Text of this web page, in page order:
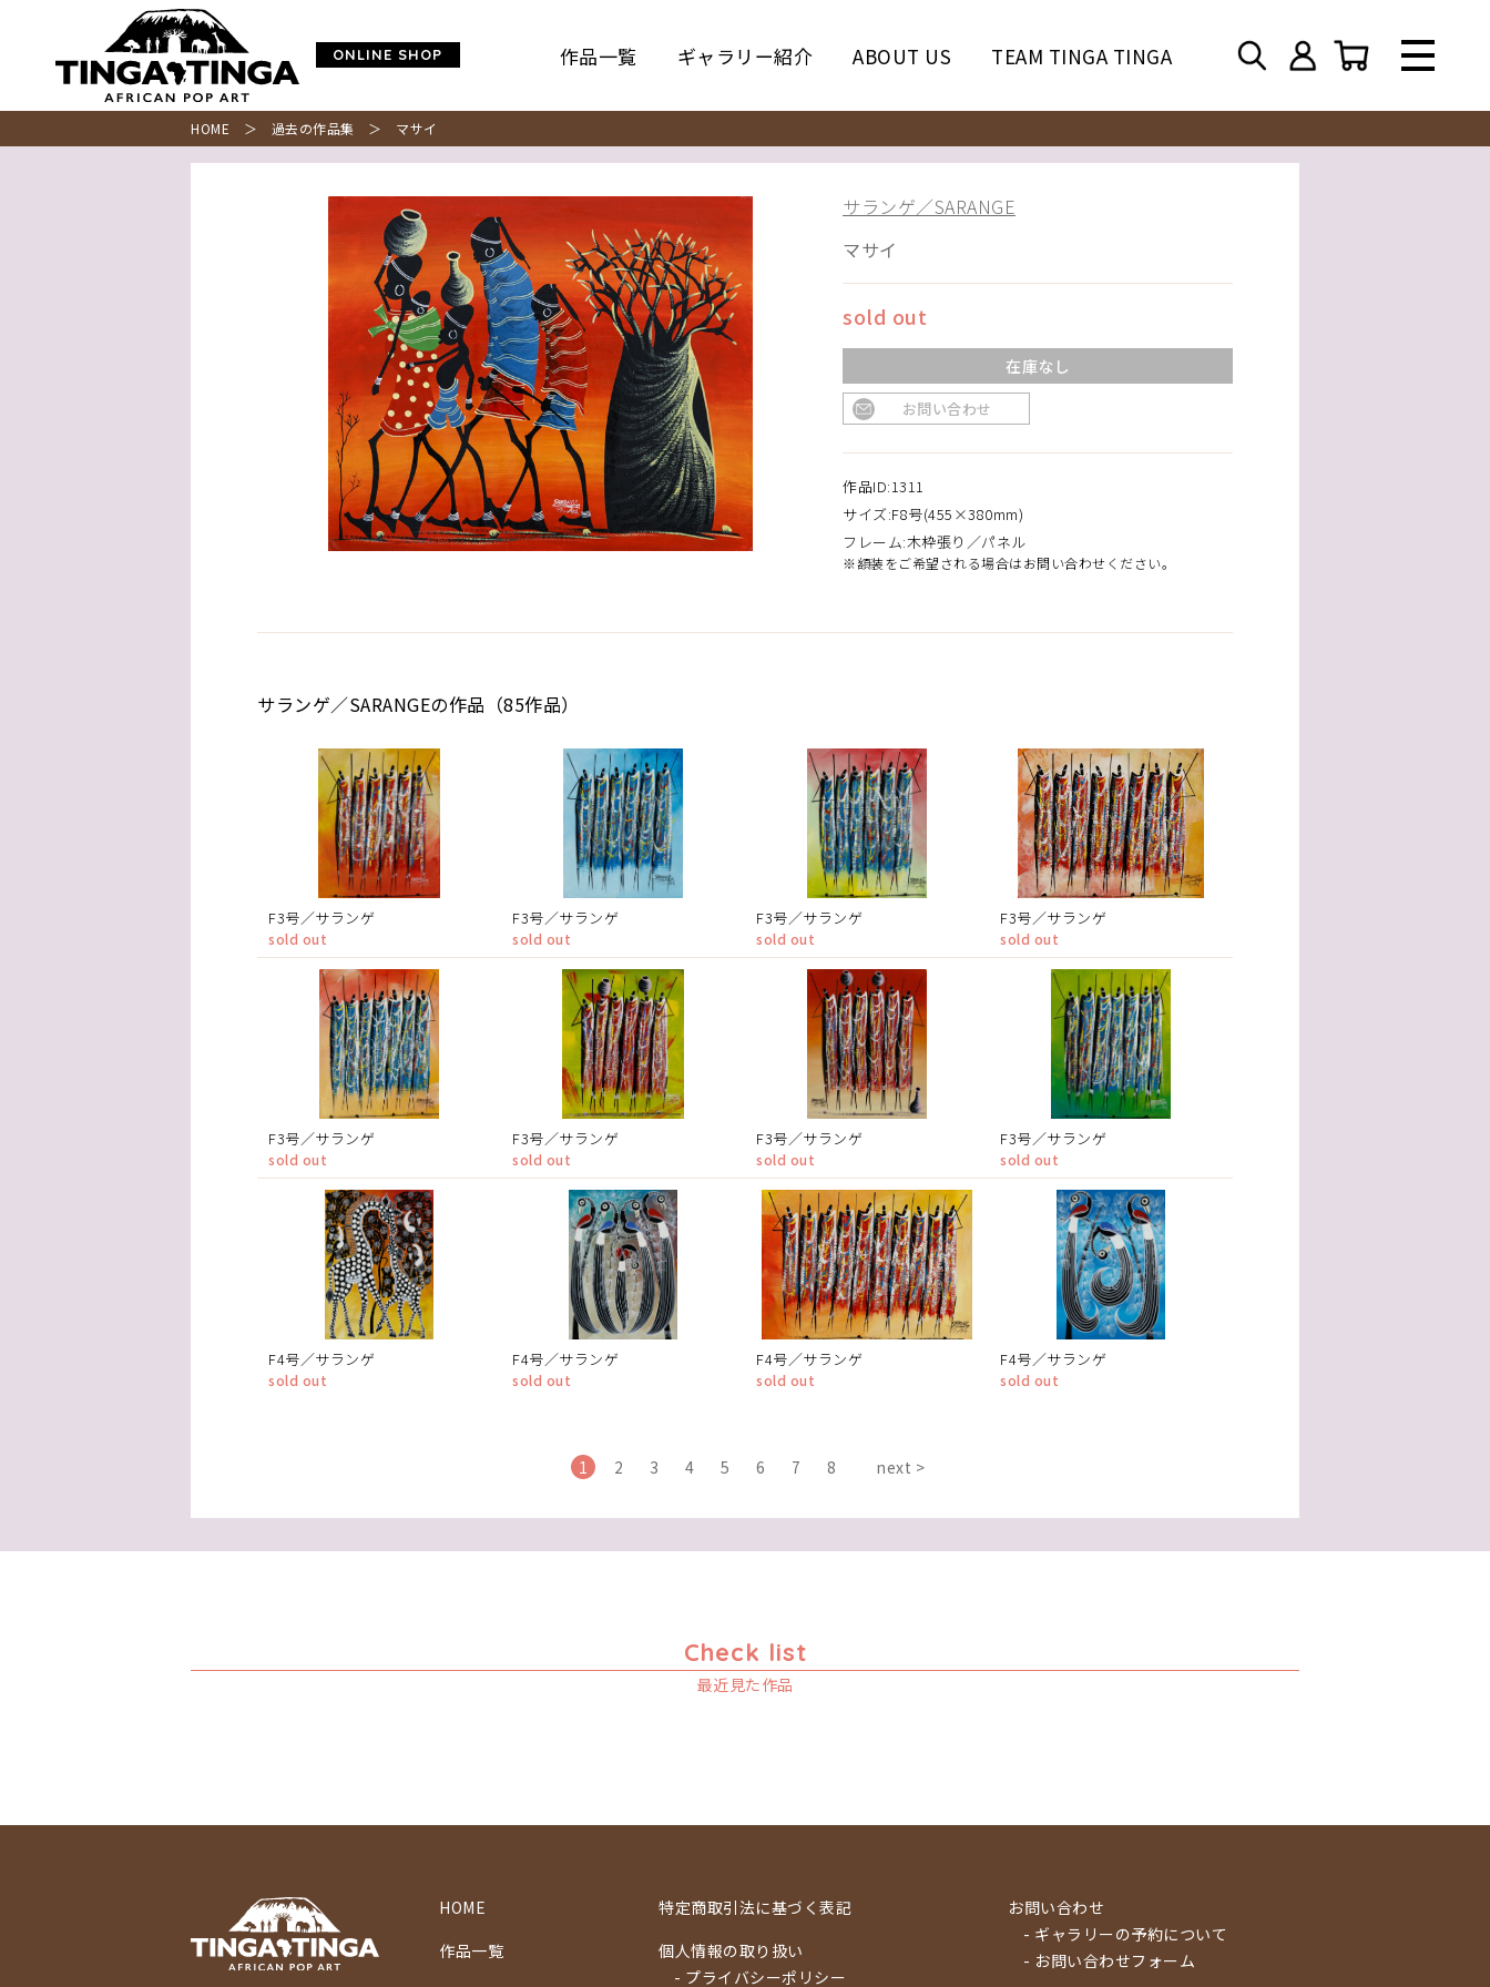
ONLINE SHOP 作品一覧 ギャラリー紹介 ABOUT US TEAM TINGA TINGA
HOME ＞ 過去の作品集 ＞ マサイ
サランゲ／SARANGE
マサイ
sold out
在庫なし
お問い合わせ
作品ID:1311
サイズ:F8号(455×380mm)
フレーム:木枠張り／パネル
※額装をご希望される場合はお問い合わせください。
サランゲ／SARANGEの作品（85作品）
F3号／サランゲ
sold out
F3号／サランゲ
sold out
F3号／サランゲ
sold out
F3号／サランゲ
sold out
F3号／サランゲ
sold out
F3号／サランゲ
sold out
F3号／サランゲ
sold out
F3号／サランゲ
sold out
F4号／サランゲ
sold out
F4号／サランゲ
sold out
F4号／サランゲ
sold out
F4号／サランゲ
sold out
1 2 3 4 5 6 7 8 next >
Check list
最近見た作品
HOME
作品一覧
特定商取引法に基づく表記
個人情報の取り扱い
- プライバシーポリシー
お問い合わせ
- ギャラリーの予約について
- お問い合わせフォーム